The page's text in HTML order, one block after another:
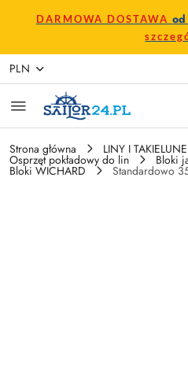
Przejdź do treści
Przejdź do wyszukiwarki
Przejdź do moje konto
Przejdź do menu
Przejdź do opisu
Przejdź do stopki
DARMOWA DOSTAWA
PLN
Strona główna LINY I
Osprzęt pokładowy do lin Bloki
Bloki WICHARD Standardowo